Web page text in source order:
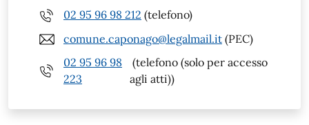
02 95 96 98 212 (telefono)
comune.caponago@legalmail.it (PEC)
02 95 96 98
223
(telefono (solo per accesso
agli atti))